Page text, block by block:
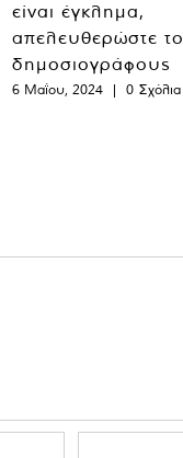
είναι έγκλημα,
απελευθερώστε
δημοσιογράφους
6 Μαΐου, 2024 | 0 Σχόλια